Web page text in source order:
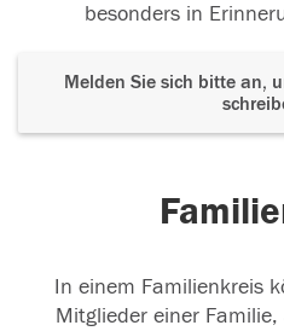
besonders in
Melden Sie sich bitte an,
In einem Familienkreis
Mitglieder einer